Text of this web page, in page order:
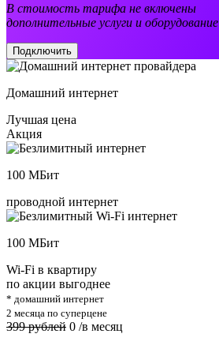
В стоимость тарифа не включены
дополнительные услуги и оборудование
Подключить
Домашний интернет
Лучшая цена
Акция
100 МБит
проводной интернет
100 МБит
Wi-Fi в квартиру
по акции выгоднее
* домашний интернет
2 месяца по суперцене
399 рублей 0 /в месяц